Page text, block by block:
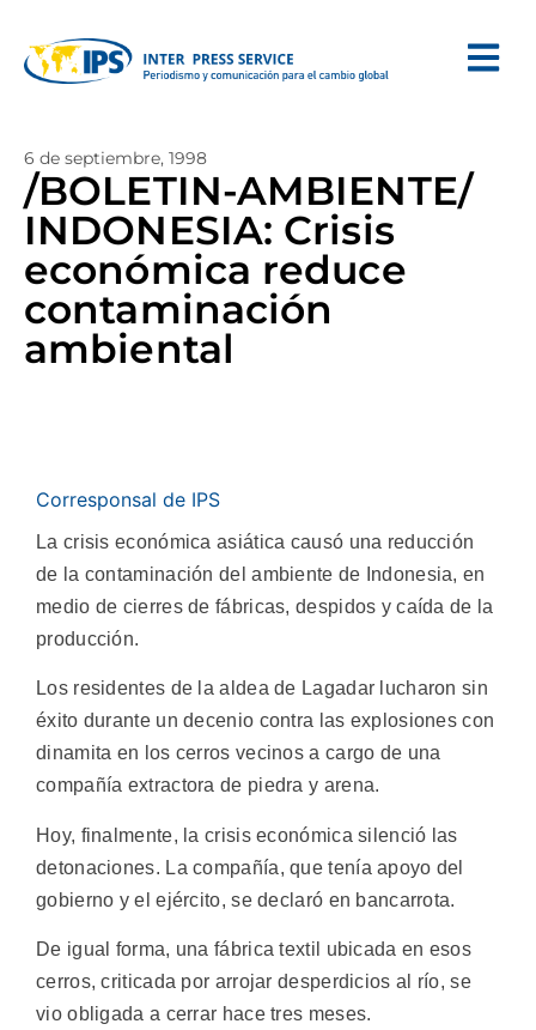
6 de septiembre, 1998
/BOLETIN-AMBIENTE/
INDONESIA: Crisis
económica reduce
contaminación
ambiental
Corresponsal de IPS
La crisis económica asiática causó una reducción
de la contaminación del ambiente de Indonesia, en
medio de cierres de fábricas, despidos y caída de la
producción.
Los residentes de la aldea de Lagadar lucharon sin
éxito durante un decenio contra las explosiones con
dinamita en los cerros vecinos a cargo de una
compañía extractora de piedra y arena.
Hoy, finalmente, la crisis económica silenció las
detonaciones. La compañía, que tenía apoyo del
gobierno y el ejército, se declaró en bancarrota.
De igual forma, una fábrica textil ubicada en esos
cerros, criticada por arrojar desperdicios al río, se
vio obligada a cerrar hace tres meses.